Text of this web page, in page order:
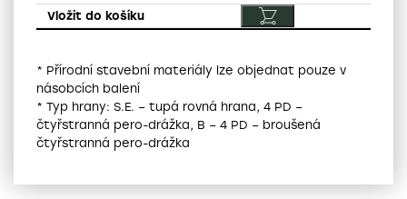
* Přírodní stavební materiály lze objednat pouze v
násobcích balení
* Typ hrany: S.E. – tupá rovná hrana, 4 PD –
čtyřstranná pero-drážka, B – 4 PD – broušená
čtyřstranná pero-drážka